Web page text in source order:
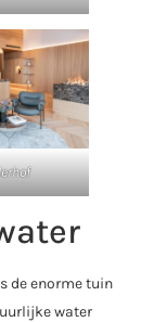
de enorme tuin
water